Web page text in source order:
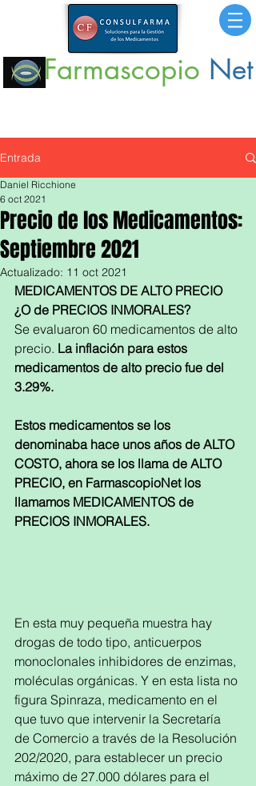
Farmascopio Net
Entrada
Precio de los Medicamentos:
Septiembre 2021
Daniel Ricchione
6 oct 2021
Actualizado: 11 oct 2021
MEDICAMENTOS DE ALTO PRECIO
¿O de PRECIOS INMORALES?
Se evaluaron 60 medicamentos de alto
precio. La inflación para estos
medicamentos de alto precio fue del
3.29%.
Estos medicamentos se los
denominaba hace unos años de ALTO
COSTO, ahora se los llama de ALTO
PRECIO, en FarmascopioNet los
llamamos MEDICAMENTOS de
PRECIOS INMORALES.
En esta muy pequeña muestra hay
drogas de todo tipo, anticuerpos
monoclonales inhibidores de enzimas,
moléculas orgánicas. Y en esta lista no
figura Spinraza, medicamento en el
que tuvo que intervenir la Secretaría
de Comercio a través de la Resolución
202/2020, para establecer un precio
máximo de 27.000 dólares para el